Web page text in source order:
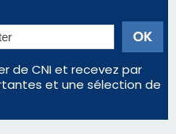
de CNI et recevez par
et une sélection de